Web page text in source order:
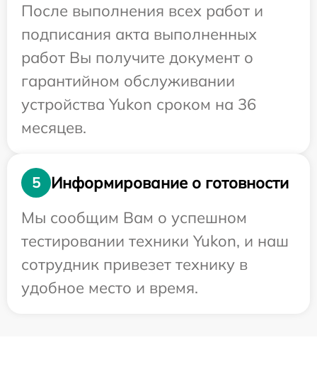
После выполнения всех работ и
подписания акта выполненных
работ Вы получите документ о
гарантийном обслуживании
устройства Yukon сроком на 36
месяцев.
5
Информирование о готовности
Мы сообщим Вам о успешном
тестировании техники Yukon, и наш
сотрудник привезет технику в
удобное место и время.